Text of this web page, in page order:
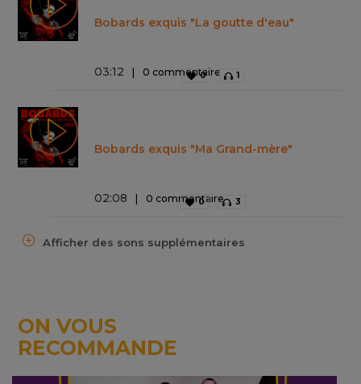
Bobards exquis "La goutte d'eau"
03:12 0 commentaire
0 1
Bobards exquis "Ma Grand-mère"
02:08 0 commentaire
0 3
Afficher des sons supplémentaires
ON VOUS
RECOMMANDE